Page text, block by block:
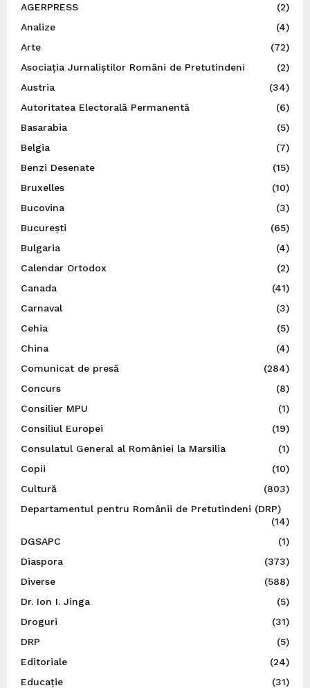
AGERPRESS
(2)
Analize
(4)
Arte
(72)
Asociația Jurnaliștilor Români de Pretutindeni
(2)
Austria
(34)
Autoritatea Electorală Permanentă
(6)
Basarabia
(5)
Belgia
(7)
Benzi Desenate
(15)
Bruxelles
(10)
Bucovina
(3)
București
(65)
Bulgaria
(4)
Calendar Ortodox
(2)
Canada
(41)
Carnaval
(3)
Cehia
(5)
China
(4)
Comunicat de presă
(284)
Concurs
(8)
Consilier MPU
(1)
Consiliul Europei
(19)
Consulatul General al României la Marsilia
(1)
Copii
(10)
Cultură
(803)
Departamentul pentru Românii de Pretutindeni (DRP)
(14)
DGSAPC
(1)
Diaspora
(373)
Diverse
(588)
Dr. Ion I. Jinga
(5)
Droguri
(31)
DRP
(5)
Editoriale
(24)
Educație
(31)